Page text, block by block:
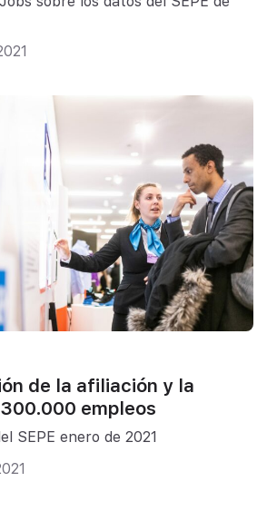
de la afiliación y la
empleos
SEPE enero de 2021